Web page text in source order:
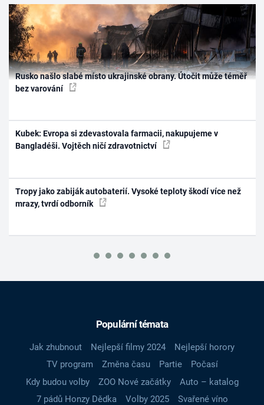
Rusko našlo slabé místo ukrajinské obrany. Útočit může téměř
bez varování
Kubek: Evropa si zdevastovala farmacii, nakupujeme v
Bangladéši. Vojtěch ničí zdravotnictví
Tropy jako zabiják autobaterií. Vysoké teploty škodí více než
mrazy, tvrdí odborník
Populární témata
Jak zhubnout Nejlepší filmy 2024
Nejlepší horory
TV program
Změna času Partie
Počasí
Kdy budou volby
ZOO Nové začátky
Auto – katalog
7 pádů Honzy Dědka
Volby 2025
Svařené víno